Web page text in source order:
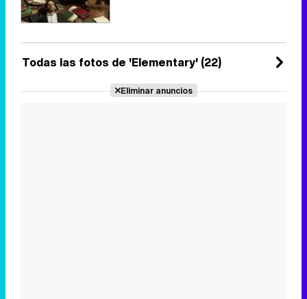
Todas las fotos de 'Elementary' (22)
Eliminar anuncios